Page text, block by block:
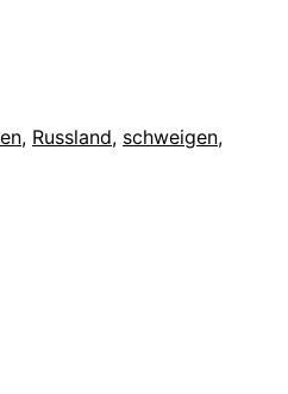
, Russland, schweigen,